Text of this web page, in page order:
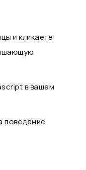
и кликаете
в вашем
поведение